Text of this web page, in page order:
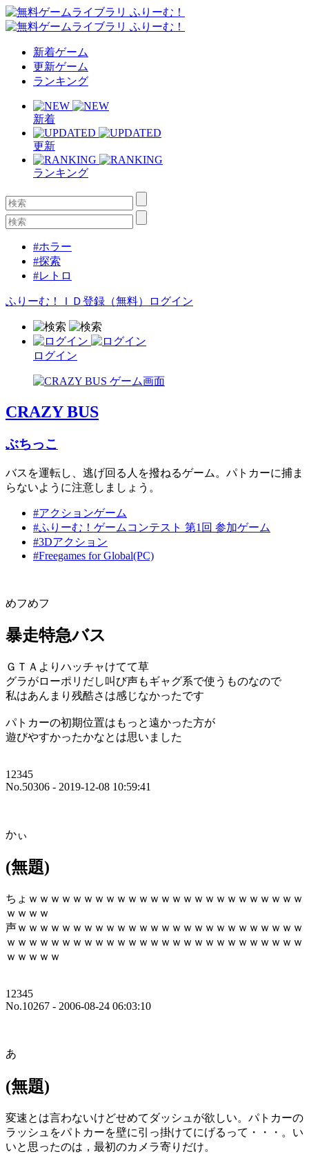
新着ゲーム
更新ゲーム
ランキング
新着
更新
ランキング
#ホラー
#探索
#レトロ
ふりーむ！ＩＤ登録（無料） ログイン
ログイン
CRAZY BUS
ぶちっこ
バスを運転し、逃げ回る人を撥ねるゲーム。パトカーに捕ま
らないように注意しましょう。
#アクションゲーム
#ふりーむ！ゲームコンテスト 第1回 参加ゲーム
#3Dアクション
#Freegames for Global(PC)
めフめフ
暴走特急バス
ＧＴＡよりハッチャけてて草
グラがローポリだし叫び声もギャグ系で使うものなので
私はあんまり残酷さは感じなかったです
パトカーの初期位置はもっと遠かった方が
遊びやすかったかなとは思いました
12345
No.50306 - 2019-12-08 10:59:41
かぃ
(無題)
ちょｗｗｗｗｗｗｗｗｗｗｗｗｗｗｗｗｗｗｗｗｗｗｗｗｗ
ｗｗｗｗ
声ｗｗｗｗｗｗｗｗｗｗｗｗｗｗｗｗｗｗｗｗｗｗｗｗｗｗ
ｗｗｗｗｗｗｗｗｗｗｗｗｗｗｗｗｗｗｗｗｗｗｗｗｗｗｗ
ｗｗｗｗｗ
12345
No.10267 - 2006-08-24 06:03:10
あ
(無題)
変速とは言わないけどせめてダッシュが欲しい。パトカーの
ラッシュをパトカーを壁に引っ掛けてにげるって・・・。い
いと思ったのは，最初のカメラ寄りだけ。